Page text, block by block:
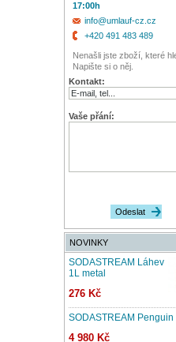
17:00h
info@umlauf-cz.cz
+420 491 483 489
Nenašli jste zboží, které
Napište si o něj.
Kontakt:
Vaše přání:
NOVINKY
SODASTREAM Láhev
1L metal
276 Kč
SODASTREAM Penguin
4 980 Kč